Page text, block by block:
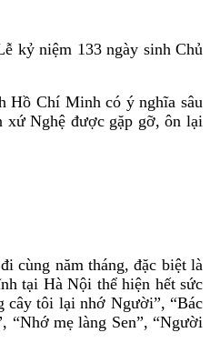
kỷ niệm 133 ngày sinh Chủ
Hồ Chí Minh có ý nghĩa sâu
xứ Nghệ được gặp gỡ, ôn lại
cùng năm tháng, đặc biệt là
tại Hà Nội thể hiện hết sức
cây tôi lại nhớ Người”, “Bác
“Nhớ mẹ làng Sen”, “Người